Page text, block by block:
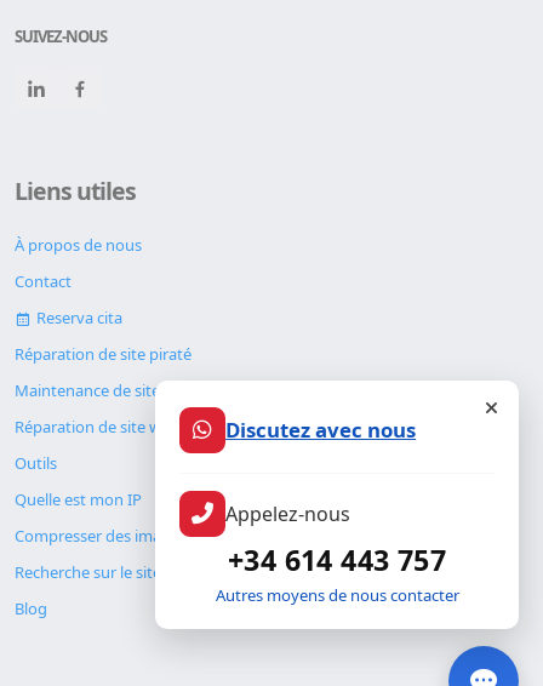
SUIVEZ-NOUS
Liens utiles
À propos de nous
Contact
Reserva cita
Réparation de site piraté
Maintenance de site web
Réparation de site web
Outils
Quelle est mon IP
Compresser des images
Recherche sur le site
Blog
Discutez avec nous
Appelez-nous
+34 614 443 757
Autres moyens de nous contacter